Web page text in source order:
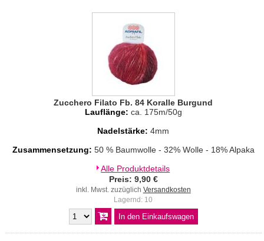
Zucchero Filato Fb. 84 Koralle Burgund
Lauflänge: ca. 175m/50g
Nadelstärke: 4mm
Zusammensetzung: 50 % Baumwolle - 32% Wolle - 18% Alpaka
Alle Produktdetails
Preis: 9,90 €
inkl. Mwst. zuzüglich Versandkosten
Lagernd: 10